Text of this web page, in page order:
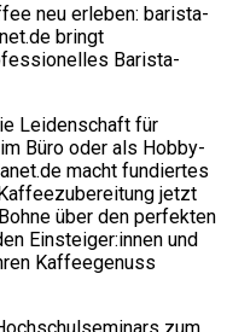
neu erleben: barista-
bringt
Barista-
Leidenschaft für
Büro oder als Hobby-
macht fundiertes
jetzt
über den perfekten
Einsteiger:innen und
Kaffeegenuss